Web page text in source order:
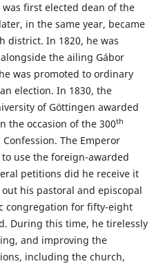
first elected dean of the
in the same year, became
district. In 1820, he was
the ailing Gábor
was promoted to ordinary
election. In 1830, the
of Göttingen awarded
the occasion of the 300th
The Emperor
use the foreign-awarded
petitions did he receive it
his pastoral and episcopal
congregation for fifty-eight
During this time, he tirelessly
and improving the
including the church,